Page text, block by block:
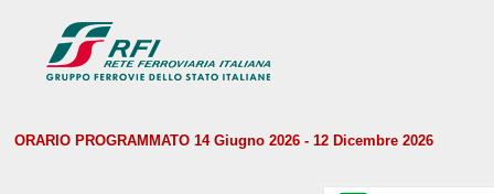
ORARIO PROGRAMMATO 14 Giugno 2026 - 12 Dicembre 2026